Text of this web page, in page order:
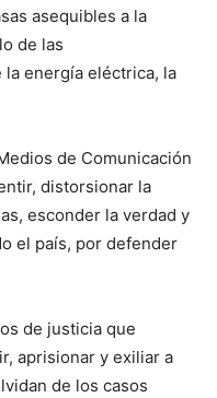
asequibles a la
de las
energía eléctrica, la
de Comunicación
distorsionar la
esconder la verdad y
el país, por defender
de justicia que
aprisionar y exiliar a
de los casos